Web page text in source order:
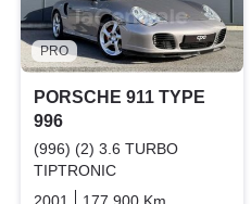
PRO
PORSCHE 911 TYPE
996
(996) (2) 3.6 TURBO
TIPTRONIC